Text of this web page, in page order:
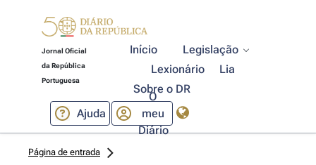
Jornal Oficial
da República
Portuguesa
Início
Legislação
Lexionário
Lia
Sobre o DR
Ajuda
O
meu
Diário
Página de entrada